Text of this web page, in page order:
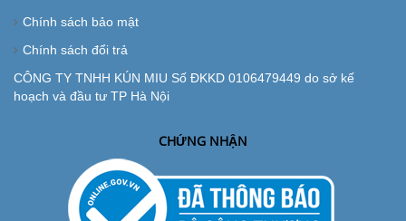
Chính sách bảo mật
Chính sách đổi trả
CÔNG TY TNHH KÚN MIU Số ĐKKD 0106479449 do sở kế
hoạch và đầu tư TP Hà Nội
CHỨNG NHẬN